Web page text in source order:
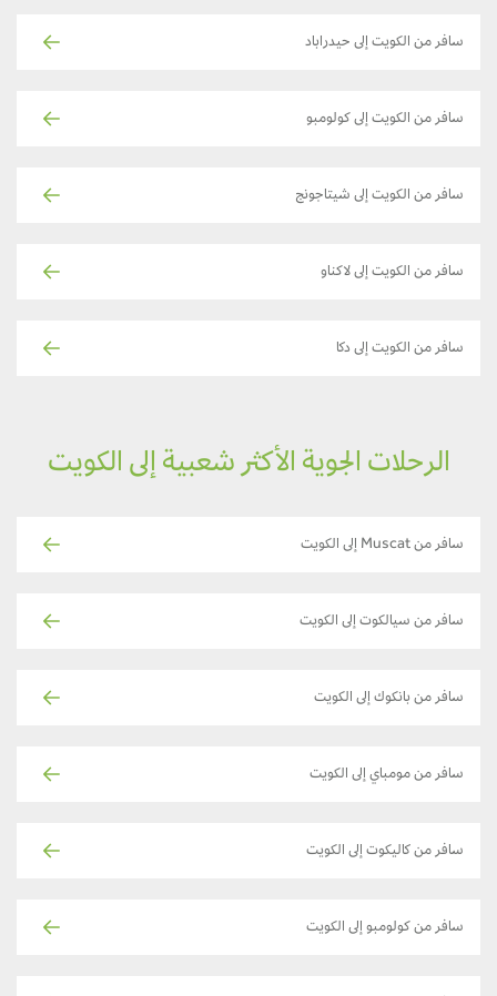
سافر من الكويت إلى حيدراباد
سافر من الكويت إلى كولومبو
سافر من الكويت إلى شيتاجونج
سافر من الكويت إلى لاكناو
سافر من الكويت إلى دكا
الرحلات الجوية الأكثر شعبية إلى الكويت
سافر من Muscat إلى الكويت
سافر من سيالكوت إلى الكويت
سافر من بانكوك إلى الكويت
سافر من مومباي إلى الكويت
سافر من كاليكوت إلى الكويت
سافر من كولومبو إلى الكويت